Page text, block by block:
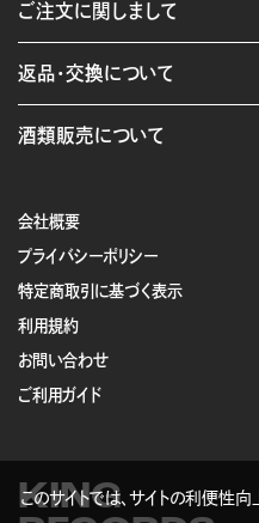
会社概要
プライバシーポリシー
特定商取引に基づく表示
利用規約
お問い合わせ
ご利用ガイド
KING
ご注文に関しまして
返品・交換について
酒類販売について
このサイトでは、サイトの利便性